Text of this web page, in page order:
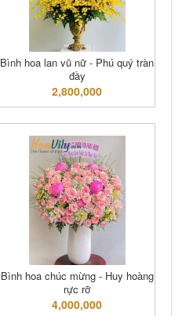
Bình hoa lan vũ nữ - Phú quý tràn
đầy
2,800,000
Bình hoa chúc mừng - Huy hoàng
rực rỡ
4,000,000